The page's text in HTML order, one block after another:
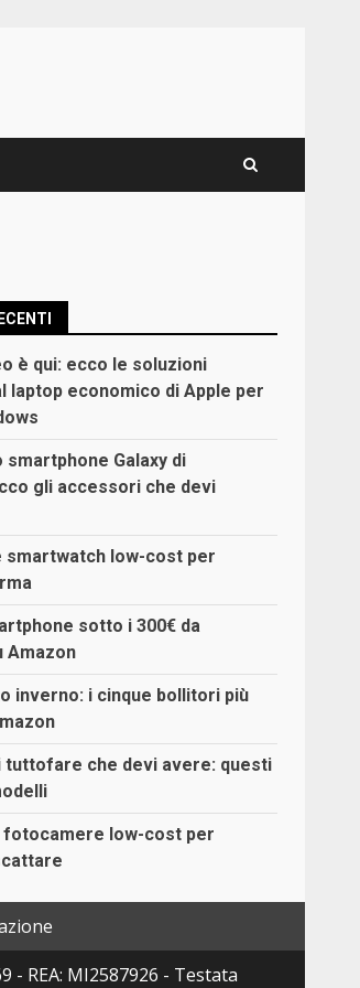
è qui: ecco le soluzioni
laptop economico di Apple per
smartphone Galaxy di
gli accessori che devi
smartwatch low-cost per
sotto i 300€ da
Amazon
inverno: i cinque bollitori più
tuttofare che devi avere: questi
fotocamere low-cost per
REA: MI2587926 - Testata